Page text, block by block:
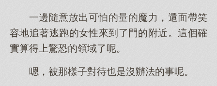
一邊隨意放出可怕的量的魔力，還面帶笑
容地追著逃跑的女性來到了門的附近。這個確
實算得上驚恐的領域了呢。
嗯，被那樣子對待也是沒辦法的事呢。